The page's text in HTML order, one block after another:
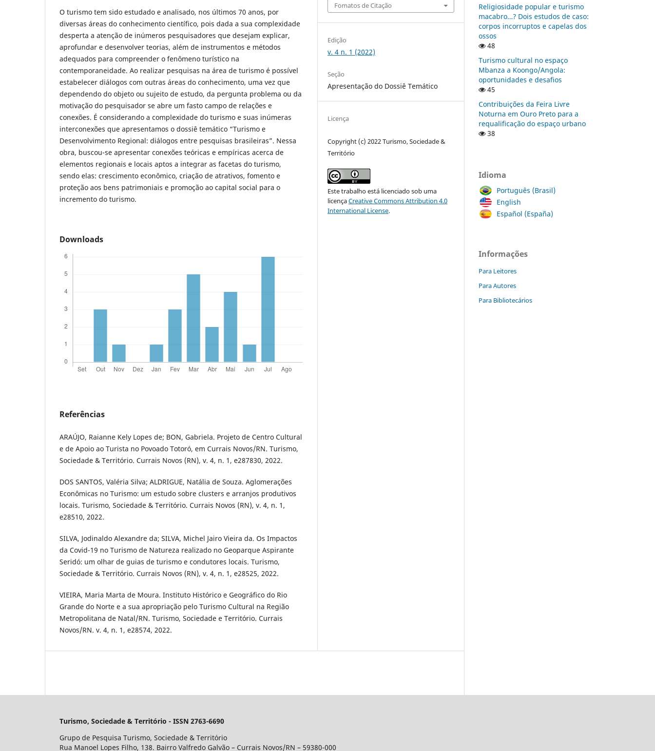
O turismo tem sido estudado e analisado, nos últimos 70 anos, por
diversas áreas do conhecimento científico, pois dada a sua complexidade
desperta a atenção de inúmeros pesquisadores que desejam explicar,
aprofundar e desenvolver teorias, além de instrumentos e métodos
adequados para compreender o fenômeno turístico na
contemporaneidade. Ao realizar pesquisas na área de turismo é possível
estabelecer diálogos com outras áreas do conhecimento, uma vez que
dependendo do objeto ou sujeito de estudo, da pergunta problema ou da
motivação do pesquisador se abre um fasto campo de relações e
conexões. É considerando a complexidade do turismo e suas inúmeras
interconexões que apresentamos o dossiê temático “Turismo e
Desenvolvimento Regional: diálogos entre pesquisas brasileiras”. Nessa
obra, buscou-se apresentar conexões teóricas e empíricas acerca de
elementos regionais e locais aptos a integrar as facetas do turismo,
sendo elas: crescimento econômico, criação de atrativos, fomento e
proteção aos bens patrimoniais e promoção ao capital social para o
incremento do turismo.
Downloads
Referências
ARAÚJO, Raianne Kely Lopes de; BON, Gabriela. Projeto de Centro Cultural
e de Apoio ao Turista no Povoado Totoró, em Currais Novos/RN. Turismo,
Sociedade & Território. Currais Novos (RN), v. 4, n. 1, e287830, 2022.
DOS SANTOS, Valéria Silva; ALDRIGUE, Natália de Souza. Aglomerações
Econômicas no Turismo: um estudo sobre clusters e arranjos produtivos
locais. Turismo, Sociedade & Território. Currais Novos (RN), v. 4, n. 1,
e28510, 2022.
SILVA, Jodinaldo Alexandre da; SILVA, Michel Jairo Vieira da. Os Impactos
da Covid-19 no Turismo de Natureza realizado no Geoparque Aspirante
Seridó: um olhar de guias de turismo e condutores locais. Turismo,
Sociedade & Território. Currais Novos (RN), v. 4, n. 1, e28525, 2022.
VIEIRA, Maria Marta de Moura. Instituto Histórico e Geográfico do Rio
Grande do Norte e a sua apropriação pelo Turismo Cultural na Região
Metropolitana de Natal/RN. Turismo, Sociedade e Território. Currais
Novos/RN. v. 4, n. 1, e28574, 2022.
Fomatos de Citação
Edição
v. 4 n. 1 (2022)
Seção
Apresentação do Dossiê Temático
Licença
Copyright (c) 2022 Turismo, Sociedade &
Território
Este trabalho está licenciado sob uma
licençaCreative Commons Attribution 4.0
International License.
Religiosidade popular e turismo
macabro…? Dois estudos de caso:
corpos incorruptos e capelas dos
ossos
48
Turismo cultural no espaço
Mbanza a Koongo/Angola:
oportunidades e desafios
45
Contribuições da Feira Livre
Noturna em Ouro Preto para a
requalificação do espaço urbano
38
Idioma
Português (Brasil)
English
Español (España)
Informações
Para Leitores
Para Autores
Para Bibliotecários
Turismo, Sociedade & Território - ISSN 2763-6690
Grupo de Pesquisa Turismo, Sociedade & Território
Rua Manoel Lopes Filho, 138. Bairro Valfredo Galvão – Currais Novos/RN – 59380-000